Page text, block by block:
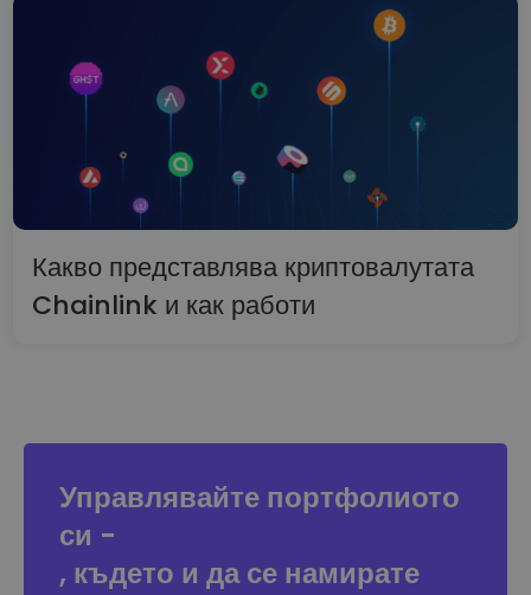
Какво представлява криптовалутата
Chainlink и как работи
Управлявайте портфолиото
си -
, където и да се намирате